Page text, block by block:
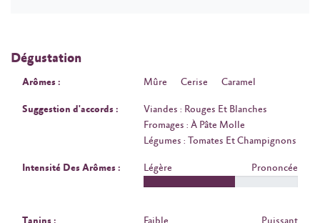
Dégustation
Arômes : Mûre Cerise Caramel
Suggestion d'accords :
Viandes : Rouges Et Blanches
Fromages : À Pâte Molle
Légumes : Tomates Et Champignons
Intensité Des Arômes : Légère Prononcée